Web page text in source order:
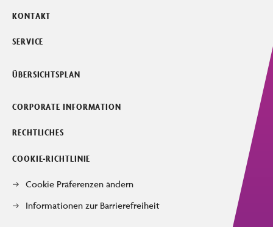
KONTAKT
SERVICE
ÜBERSICHTSPLAN
CORPORATE INFORMATION
RECHTLICHES
COOKIE-RICHTLINIE
Cookie Präferenzen ändern
Informationen zur Barrierefreiheit